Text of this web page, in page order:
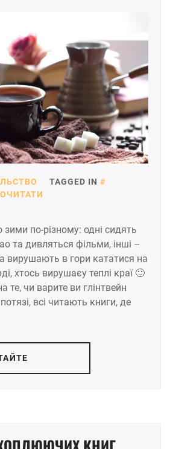
TAGGED IN
зими по-різному: одні сидять
та дивляться фільми, інші –
вирушають в гори кататися на
хтось вирушаєу теплі краї 🙂
те, чи варите ви глінтвейн
всі читають книги, де